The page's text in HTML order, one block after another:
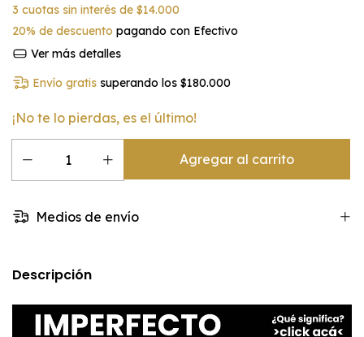
3 cuotas sin interés de $14.000
20% de descuento pagando con Efectivo
Ver más detalles
Envío gratis superando los$180.000
¡No te lo pierdas, es el último!
Medios de envío
Descripción